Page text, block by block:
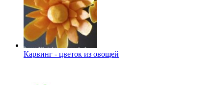
Карвинг - цветок из овощей